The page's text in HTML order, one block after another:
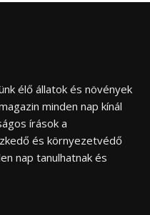
élő állatok és növények
minden nap kínál
írások a
és környezetvédő
nap tanulhatnak és